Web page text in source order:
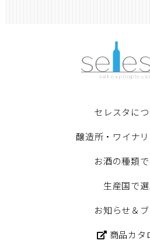
セレスタに
醸造所・ワイナ
お酒の種類
生産国で
お知らせ＆
商品カタ